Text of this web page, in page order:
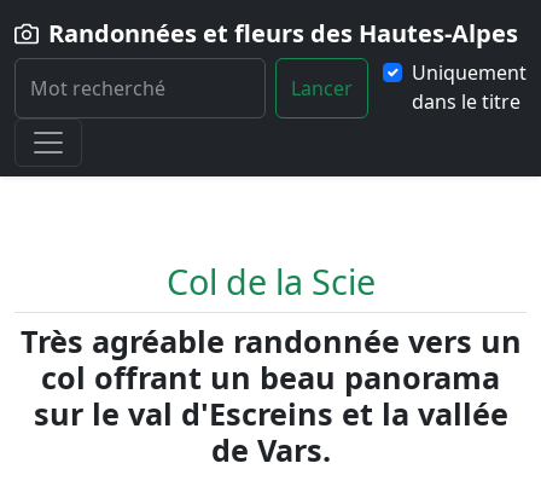
Randonnées et fleurs des Hautes-Alpes
Lancer
Uniquement
dans le titre
Home
Randonnée Col-de-la-Scie
Col de la Scie
Très agréable randonnée vers un
col offrant un beau panorama
sur le val d'Escreins et la vallée
de Vars.